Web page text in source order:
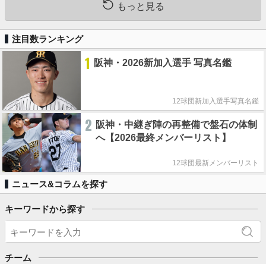
もっと見る
注目数ランキング
1 阪神・2026新加入選手 写真名鑑
12球団新加入選手写真名鑑
2 阪神・中継ぎ陣の再整備で盤石の体制
へ【2026最終メンバーリスト】
12球団最新メンバーリスト
ニュース&コラムを探す
キーワードから探す
チーム